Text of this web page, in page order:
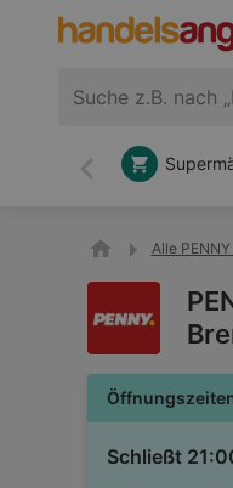
Zurück
Alle
Schließt